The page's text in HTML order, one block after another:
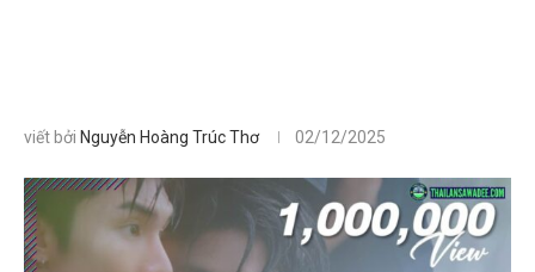
viết bởi Nguyễn Hoàng Trúc Thơ 02/12/2025